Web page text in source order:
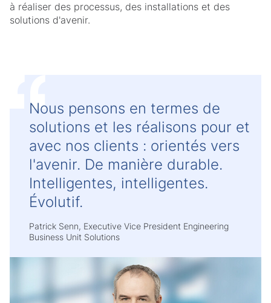
à réaliser des processus, des installations et des
solutions d'avenir.
Nous pensons en termes de
solutions et les réalisons pour et
avec nos clients : orientés vers
l'avenir. De manière durable.
Intelligentes, intelligentes.
Évolutif.
Patrick Senn, Executive Vice President Engineering
Business Unit Solutions